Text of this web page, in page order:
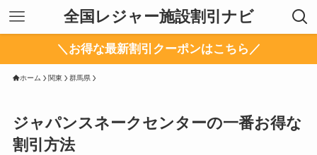
全国レジャー施設割引ナビ
＼お得な最新割引クーポンはこちら／
ホーム 関東 群馬県
ジャパンスネークセンターの一番お得な
割引方法